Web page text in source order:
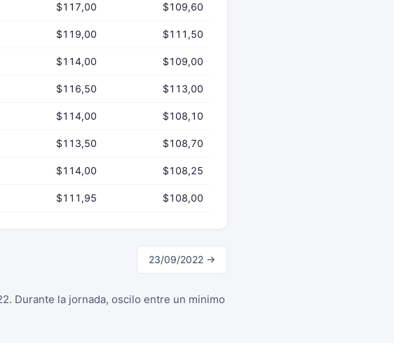
$117,00 $109,60
$119,00 $111,50
$114,00 $109,00
$116,50 $113,00
$114,00 $108,10
$113,50 $108,70
$114,00 $108,25
$111,95 $108,00
23/09/2022 →
Durante la jornada, oscilo entre un minimo